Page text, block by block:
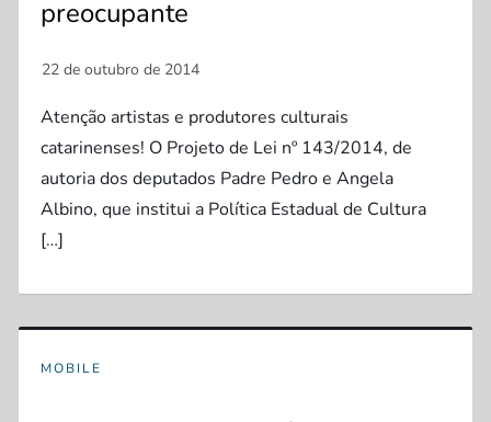
preocupante
Atenção artistas e produtores culturais
catarinenses! O Projeto de Lei nº 143/2014, de
autoria dos deputados Padre Pedro e Angela
Albino, que institui a Política Estadual de Cultura
[…]
MOBILE